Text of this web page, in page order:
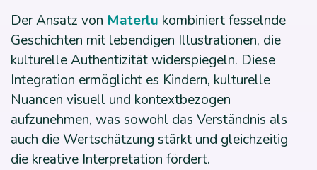
Der Ansatz von Materlu kombiniert fesselnde
Geschichten mit lebendigen Illustrationen, die
kulturelle Authentizität widerspiegeln. Diese
Integration ermöglicht es Kindern, kulturelle
Nuancen visuell und kontextbezogen
aufzunehmen, was sowohl das Verständnis als
auch die Wertschätzung stärkt und gleichzeitig
die kreative Interpretation fördert.